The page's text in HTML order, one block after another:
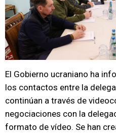
El Gobierno ucraniano ha
los contactos entre la
continúan a través de
negociaciones con la
formato de vídeo. Se han